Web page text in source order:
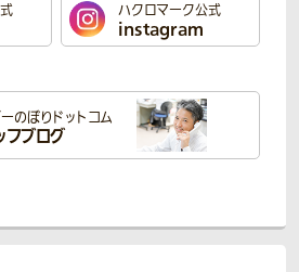
ハクロマーク公式
instagram
のぼりドットコム
フブログ